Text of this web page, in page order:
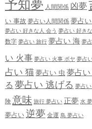
予知夢 人間関係 凶夢
い 事故 夢占い人間関係 夢占
夢占い 好きな人 会う 夢占い 好き
数字 夢占い 旅行 夢占い 海 夢
い 火事 夢占い 火事 ボヤ 夢占
占い 猫夢占い 虫 夢占い
る 夢占い 逃げる 夢占い
険 意味 旅行 夢占い 正夢 水
夢占い 逆夢 金運 鳥 夢占い